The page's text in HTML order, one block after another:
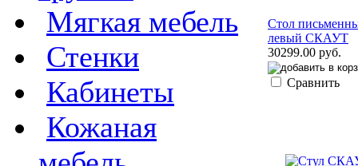
Мягкая мебель
Стенки
Кабинеты
Кожаная
Стол
левый СКАУТ
30299.00 руб.
Сравнить